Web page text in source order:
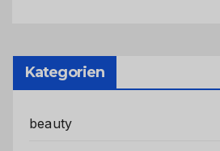
Kategorien
beauty